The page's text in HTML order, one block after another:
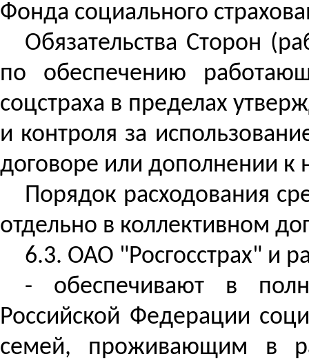
Фонда социального
Обязательства Сторон
по обеспечению
соцстраха в пределах
и контроля за
договоре или дополнении к
Порядок расходования
отдельно в коллективном
6.3. ОАО "Росгосстрах" и
- обеспечивают в
Российской Федерации
семей, проживающим в